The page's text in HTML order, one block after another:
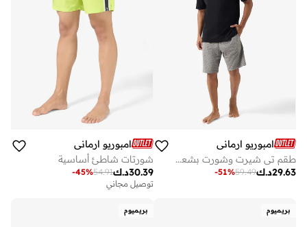
امبوريو ارماني
طقم تي شيرت وشورت بشعار
د.ك29.63
59.49
-51%
امبوريو ارماني
شورتات شاطئ أساسية
د.ك30.39
54.91
-45%
توصيل مجاني
بريميوم بريميوم